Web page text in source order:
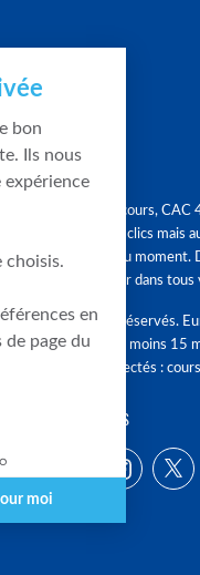
Graphique, cours,
en quelques clics mais
tendances du moment.
accompagner dans
Tous droits réservés.
différés d'au moins 15
clients connectés :
SUIVEZ-NOUS
bon
Ils nous
expérience
choisis.
en
page du
moi
vos paramètres de